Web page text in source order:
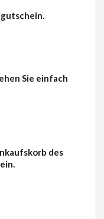
Sie einfach
des